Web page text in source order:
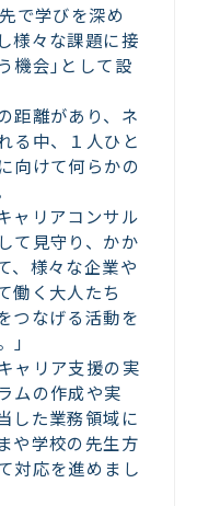
で学びを深め
様々な課題に接
機会｣として設
距離があり、ネ
る中、１人ひと
向けて何らかの
ャリアコンサル
て見守り、かか
、様々な企業や
働く大人たち
つなげる活動を
ャリア支援の実
ムの作成や実
した業務領域に
や学校の先生方
対応を進めまし